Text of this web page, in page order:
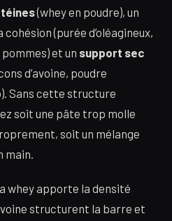
(whey en poudre), un
cohésion (purée d’oléagineux,
et un support sec
d’avoine, poudre
Sans cette structure
soit une pâte trop molle
soit un mélange
main.
whey apporte la densité
structurent la barre et